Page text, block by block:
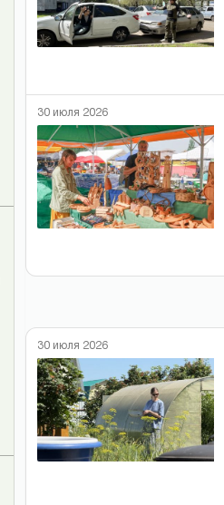
30 июля 2026
30 июля 2026